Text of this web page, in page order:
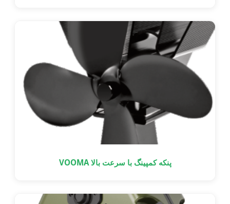
پنکه کمپینگ با سرعت بالا VOOMA